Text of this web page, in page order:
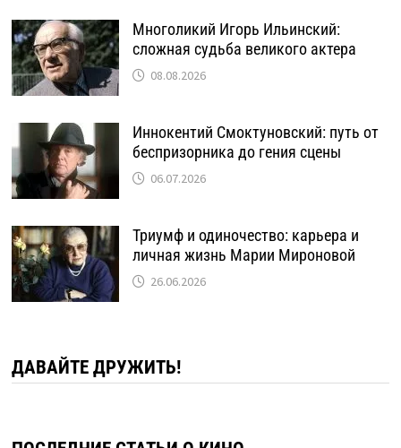
Многоликий Игорь Ильинский:
сложная судьба великого актера
08.08.2026
Иннокентий Смоктуновский: путь от
беспризорника до гения сцены
06.07.2026
Триумф и одиночество: карьера и
личная жизнь Марии Мироновой
26.06.2026
ДАВАЙТЕ ДРУЖИТЬ!